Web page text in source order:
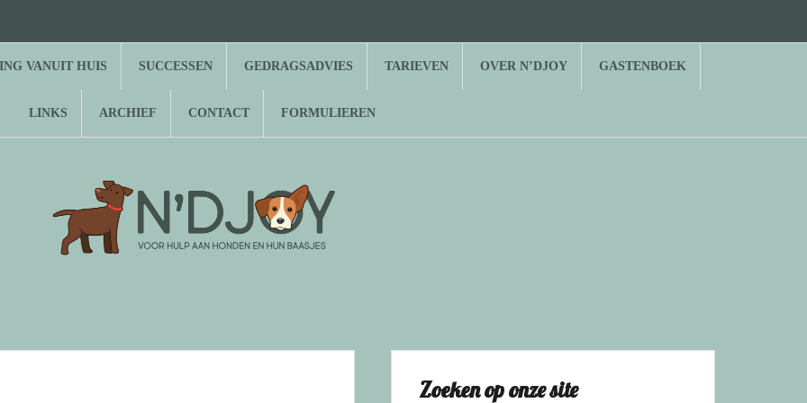
zoekt
baasje
vanuit
huis
N’Djoy
VANUIT HUIS SUCCESSEN GEDRAGSADVIES TARIEVEN OVER N’DJOY GASTENBOEK
LINKS ARCHIEF CONTACT FORMULIEREN
Zoeken op onze site